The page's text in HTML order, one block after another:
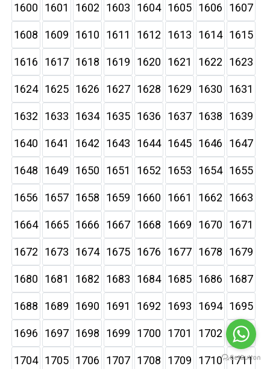
1600 1601 1602 1603 1604 1605 1606 1607
1608 1609 1610 1611 1612 1613 1614 1615
1616 1617 1618 1619 1620 1621 1622 1623
1624 1625 1626 1627 1628 1629 1630 1631
1632 1633 1634 1635 1636 1637 1638 1639
1640 1641 1642 1643 1644 1645 1646 1647
1648 1649 1650 1651 1652 1653 1654 1655
1656 1657 1658 1659 1660 1661 1662 1663
1664 1665 1666 1667 1668 1669 1670 1671
1672 1673 1674 1675 1676 1677 1678 1679
1680 1681 1682 1683 1684 1685 1686 1687
1688 1689 1690 1691 1692 1693 1694 1695
1696 1697 1698 1699 1700 1701 1702 1703
1704 1705 1706 1707 1708 1709 1710 1711